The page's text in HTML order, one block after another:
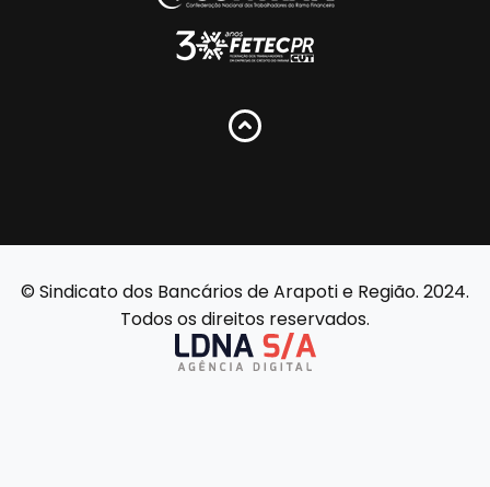
© Sindicato dos Bancários de Arapoti e Região. 2024.
Todos os direitos reservados.